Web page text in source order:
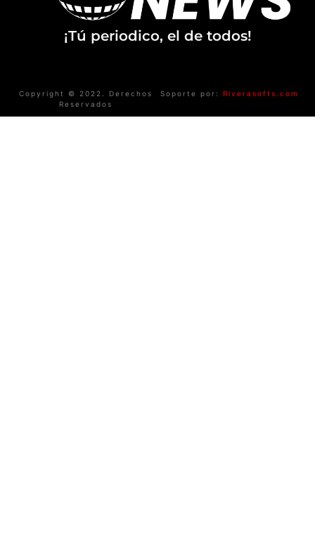
¡Tú periodico, el de todos!
Copyright © 2022. Derechos
Reservados
Soporte por: Riverasofts.com